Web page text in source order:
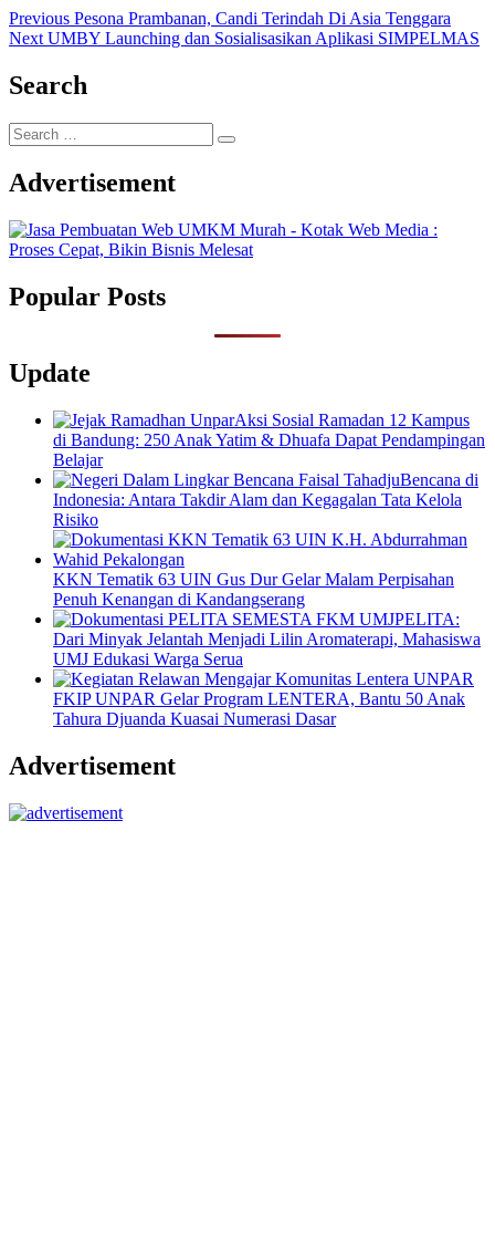
Post
navigation
Previous Previous
post:
Pesona Prambanan, Candi Terindah Di Asia Tenggara
Next Next
UMBY Launching dan Sosialisasikan Aplikasi SIMPELMAS
Search
Search
…
Advertisement
Popular Posts
Update
Aksi Sosial Ramadan 12 Kampus
di Bandung: 250 Anak Yatim & Dhuafa Dapat Pendampingan
Belajar
Bencana di
Indonesia: Antara Takdir Alam dan Kegagalan Tata Kelola
Risiko
KKN Tematik 63 UIN Gus Dur Gelar Malam Perpisahan
Penuh Kenangan di Kandangserang
PELITA:
Dari Minyak Jelantah Menjadi Lilin Aromaterapi, Mahasiswa
UMJ Edukasi Warga Serua
FKIP UNPAR Gelar Program LENTERA, Bantu 50 Anak
Tahura Djuanda Kuasai Numerasi Dasar
Advertisement